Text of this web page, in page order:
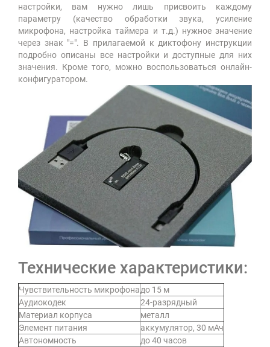
настройки, вам нужно лишь присвоить каждому
параметру (качество обработки звука, усиление
микрофона, настройка таймера и т.д.) нужное значение
через знак "=". В прилагаемой к диктофону инструкции
подробно описаны все настройки и доступные для них
значения. Кроме того, можно воспользоваться онлайн-
конфигуратором.
Технические характеристики:
Чувствительность микрофонадо 15 м
Аудиокодек
24-разрядный
Материал корпуса
металл
Элемент питания
аккумулятор, 30 мАч
Автономность
до 40 часов